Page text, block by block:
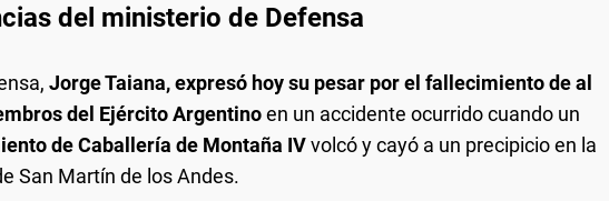
del ministerio de Defensa
Jorge Taiana, expresó hoy su pesar por el fallecimiento de al
del Ejército Argentinoen un accidente ocurrido cuando un
de Caballería de Montaña IVvolcó y cayó a un precipicio en la
San Martín de los Andes.